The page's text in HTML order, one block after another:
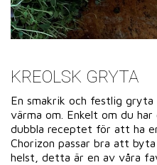
KREOLSK GRYTA
En smakrik och festlig
värma om. Enkelt om du
dubbla receptet för att ha
Chorizon passar bra att
helst, detta är en av våra